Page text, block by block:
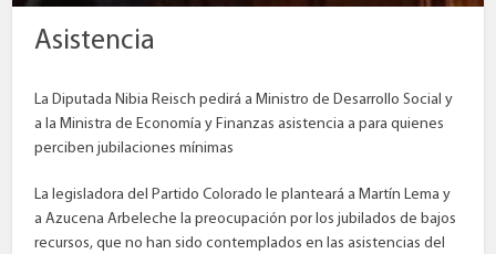
Asistencia
La Diputada Nibia Reisch pedirá a Ministro de Desarrollo Social y
a la Ministra de Economía y Finanzas asistencia a para quienes
perciben jubilaciones mínimas
La legisladora del Partido Colorado le planteará a Martín Lema y
a Azucena Arbeleche la preocupación por los jubilados de bajos
recursos, que no han sido contemplados en las asistencias del